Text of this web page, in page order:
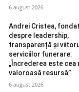
6 august 2026
Andrei Cristea,
despre leadership,
transparență și
serviciilor funerare:
„Încrederea este cea
valoroasă resursă”
6 august 2026